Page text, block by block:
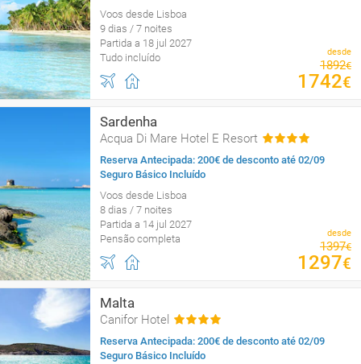
Voos desde Lisboa
9 dias / 7 noites
Partida a 18 jul 2027
Tudo incluído
desde
1892€
1742€
Sardenha
Acqua Di Mare Hotel E Resort
Reserva Antecipada: 200€ de desconto até 02/09
Seguro Básico Incluído
Voos desde Lisboa
8 dias / 7 noites
Partida a 14 jul 2027
Pensão completa
desde
1397€
1297€
Malta
Canifor Hotel
Reserva Antecipada: 200€ de desconto até 02/09
Seguro Básico Incluído